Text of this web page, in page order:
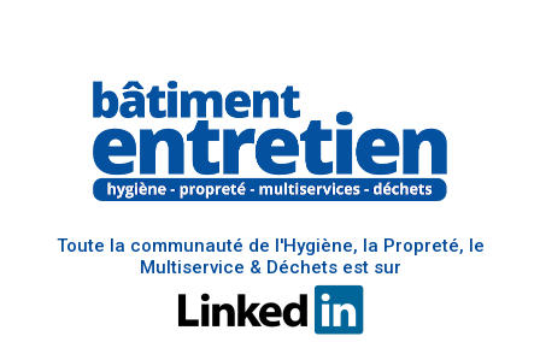
Toute la communauté de l'Hygiène, la Propreté, le
Multiservice & Déchets est sur